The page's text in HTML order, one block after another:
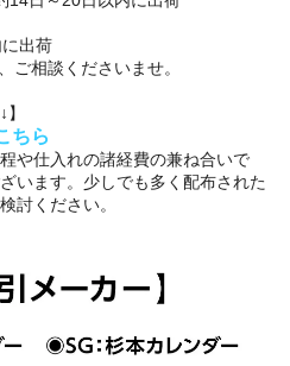
出荷
ご相談くださいませ。
ちら
や仕入れの諸経費の兼ね合いで
います。少しでも多く配布された
討ください。